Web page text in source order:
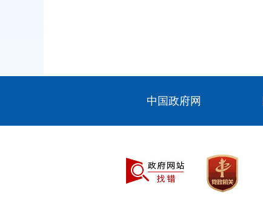
中国政府网